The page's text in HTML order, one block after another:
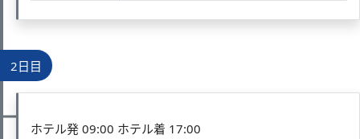
2日目
ホテル発 09:00 ホテル着 17:00